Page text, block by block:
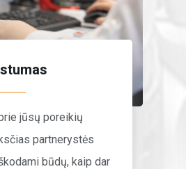
jūsų poreikių
partnerystės
būdų, kaip dar